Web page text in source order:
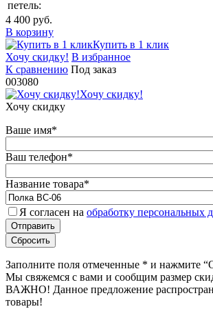
петель:
4 400 руб.
В корзину
Купить в 1 клик
Хочу скидку! В избранное
К сравнению Под заказ
003080
Хочу скидку!
Хочу скидку
Ваше имя*
Ваш телефон*
Название товара*
Я согласен на обработку персональных
Заполните поля отмеченные * и нажмите
Мы свяжемся с вами и сообщим размер
ВАЖНО! Данное предложение
товары!